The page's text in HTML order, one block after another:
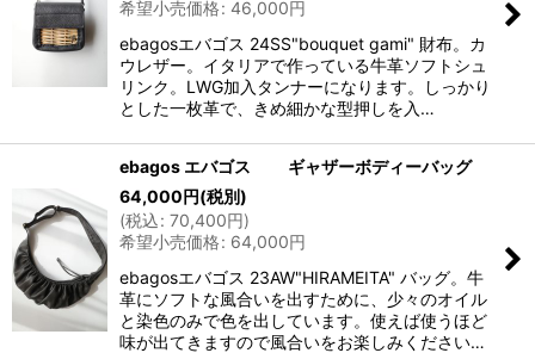
希望小売価格: 46,000円
ebagosエバゴス 24SS"bouquet gami" 財布。カ
ウレザー。イタリアで作っている牛革ソフトシュ
リンク。LWG加入タンナーになります。しっかり
とした一枚革で、きめ細かな型押しを入…
ebagos エバゴス ギャザーボディーバッグ
64,000円(税別)
(税込: 70,400円)
希望小売価格: 64,000円
ebagosエバゴス 23AW"HIRAMEITA" バッグ。牛
革にソフトな風合いを出すために、少々のオイル
と染色のみで色を出しています。使えば使うほど
味が出てきますので風合いをお楽しみください…